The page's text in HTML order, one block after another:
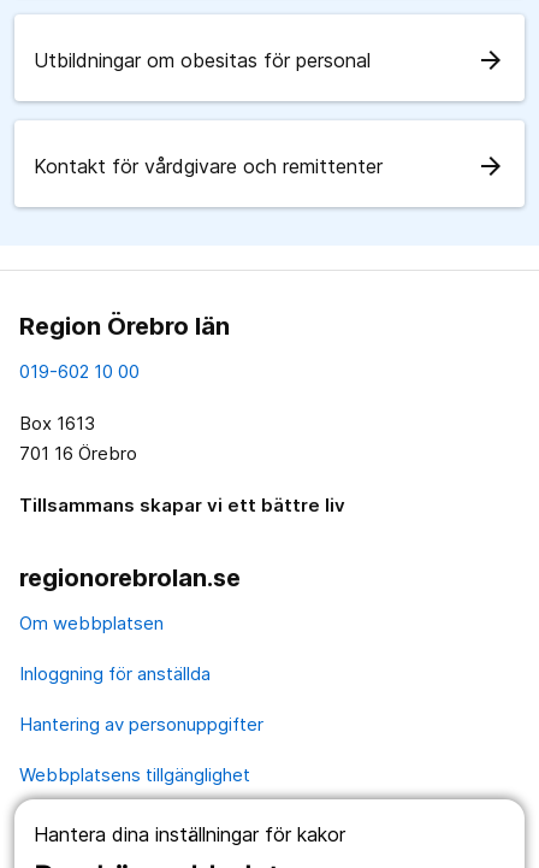
Hantera dina inställningar för kakor
Utbildningar om obesitas för personal arrow_forward
Kontakt för vårdgivare och remittenter arrow_forward
Region Örebro län
019-602 10 00
Box 1613
701 16 Örebro
Tillsammans skapar vi ett bättre liv
regionorebrolan.se
Om webbplatsen
Inloggning för anställda
Hantering av personuppgifter
Webbplatsens tillgänglighet
Våra webbplatser